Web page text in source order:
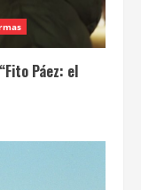
Páez: el